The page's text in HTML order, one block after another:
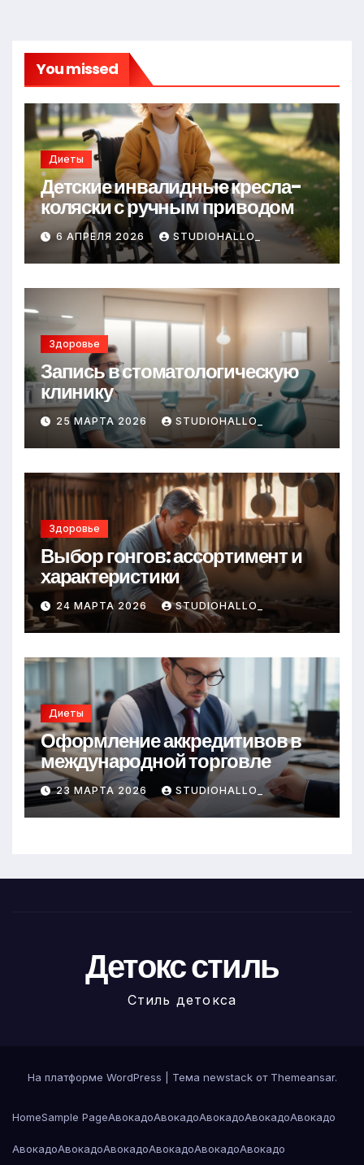
You missed
Диеты
Детские инвалидные кресла-
коляски с ручным приводом
6 АПРЕЛЯ 2026 STUDIOHALLO_
Здоровье
Запись в стоматологическую
клинику
25 МАРТА 2026 STUDIOHALLO_
Здоровье
Выбор гонгов: ассортимент и
характеристики
24 МАРТА 2026 STUDIOHALLO_
Диеты
Оформление аккредитивов в
международной торговле
23 МАРТА 2026 STUDIOHALLO_
Детокс стиль
Стиль детокса
На платформе WordPress Тема newstack от Themeansar.
HomeSample PageАвокадоАвокадоАвокадоАвокадоАвокадо
АвокадоАвокадоАвокадоАвокадоАвокадоАвокадо